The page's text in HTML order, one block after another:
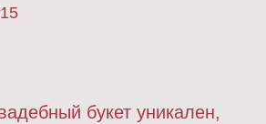
букет уникален,